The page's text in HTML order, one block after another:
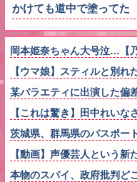
かけても道中で塗ってた
岡本姫奈ちゃん大号泣…【
【ウマ娘】スティルと別
某バラエティに出演した偏
【これは驚き】田中れい
茨城県、群馬県のパスポー
【動画】声優芸人という
本物のスパイ、政府批判ど